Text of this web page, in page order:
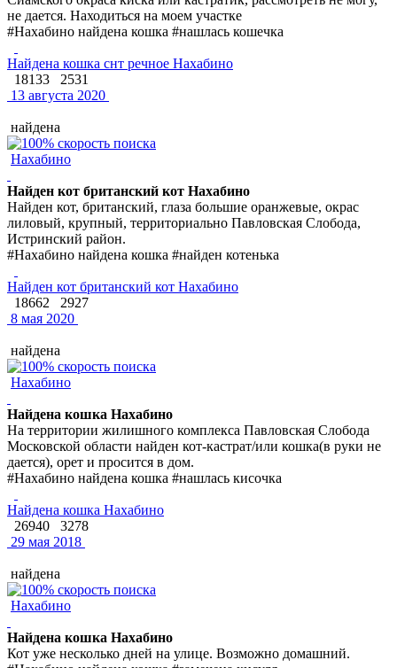
не дается. Находиться на моем участке
#Нахабино найдена кошка #нашлась кошечка
Найдена кошка снт речное Нахабино
18133
2531
13 августа 2020
найдена
Нахабино
Найден кот британский кот Нахабино
Найден кот, британский, глаза большие оранжевые, окрас
лиловый, крупный, территориально Павловская Слобода,
Истринский район.
#Нахабино найдена кошка #найден котенька
Найден кот британский кот Нахабино
18662
2927
8 мая 2020
найдена
Нахабино
Найдена кошка Нахабино
На территории жилишного комплекса Павловская Слобода
Московской области найден кот-кастрат/или кошка(в руки не
дается), орет и просится в дом.
#Нахабино найдена кошка #нашлась кисочка
Найдена кошка Нахабино
26940
3278
29 мая 2018
найдена
Нахабино
Найдена кошка Нахабино
Кот уже несколько дней на улице. Возможно домашний.